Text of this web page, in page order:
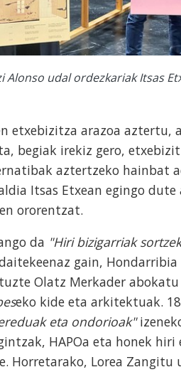
Alonso udal ordezkariak Itsas
etxebizitza arazoa aztertu,
begiak irekiz gero,
aztertzeko hainbat
Itsas Etxean egingo
ororentzat.
da "Hiri bizigarriak
gain,
Olatz Merkader
eko kide eta arkitektuak.
eta ondorioak"
HAPOa eta honek hiri
Horretarako, Lorea